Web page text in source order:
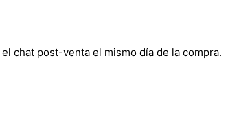
chat post-venta el mismo día de la compra.